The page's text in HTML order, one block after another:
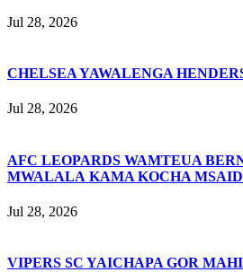
Jul 28, 2026
CHELSEA YAWALENGA
Jul 28, 2026
AFC LEOPARDS WAMTEUA
MWALALA KAMA KOCHA
Jul 28, 2026
VIPERS SC YAICHAPA GOR